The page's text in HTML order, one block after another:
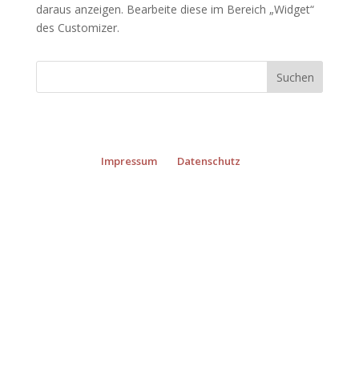
daraus anzeigen. Bearbeite diese im Bereich „Widget“
des Customizer.
Impressum Datenschutz